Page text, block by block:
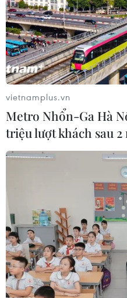
toàn cầu đã tăng lên mức
lượng khí thải tăng lên,
lượng sạch giảm xuống
Ngành dầu khí Nga
phạt của phương
24/03/2022 13:26
vietnamplus.vn
Metro Nhổn-Ga Hà
triệu lượt khách sau